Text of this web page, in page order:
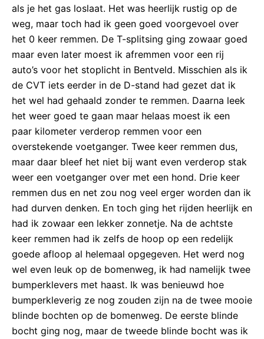
als je het gas loslaat. Het was heerlijk rustig op de
weg, maar toch had ik geen goed voorgevoel over
het 0 keer remmen. De T-splitsing ging zowaar goed
maar even later moest ik afremmen voor een rij
auto’s voor het stoplicht in Bentveld. Misschien als ik
de CVT iets eerder in de D-stand had gezet dat ik
het wel had gehaald zonder te remmen. Daarna leek
het weer goed te gaan maar helaas moest ik een
paar kilometer verderop remmen voor een
overstekende voetganger. Twee keer remmen dus,
maar daar bleef het niet bij want even verderop stak
weer een voetganger over met een hond. Drie keer
remmen dus en net zou nog veel erger worden dan ik
had durven denken. En toch ging het rijden heerlijk en
had ik zowaar een lekker zonnetje. Na de achtste
keer remmen had ik zelfs de hoop op een redelijk
goede afloop al helemaal opgegeven. Het werd nog
wel even leuk op de bomenweg, ik had namelijk twee
bumperklevers met haast. Ik was benieuwd hoe
bumperkleverig ze nog zouden zijn na de twee mooie
blinde bochten op de bomenweg. De eerste blinde
bocht ging nog, maar de tweede blinde bocht was ik